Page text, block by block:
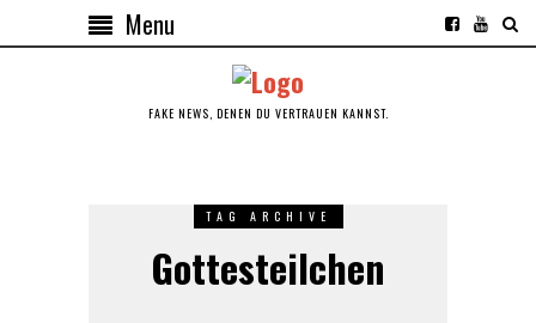
Menu
FAKE NEWS, DENEN DU VERTRAUEN KANNST.
TAG ARCHIVE
Gottesteilchen